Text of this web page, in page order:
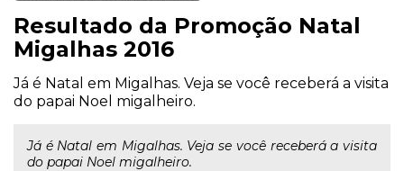
Resultado da Promoção Natal
Migalhas 2016
Já é Natal em Migalhas. Veja se você receberá a visita
do papai Noel migalheiro.
Já é Natal em Migalhas. Veja se você receberá a visita
do papai Noel migalheiro.